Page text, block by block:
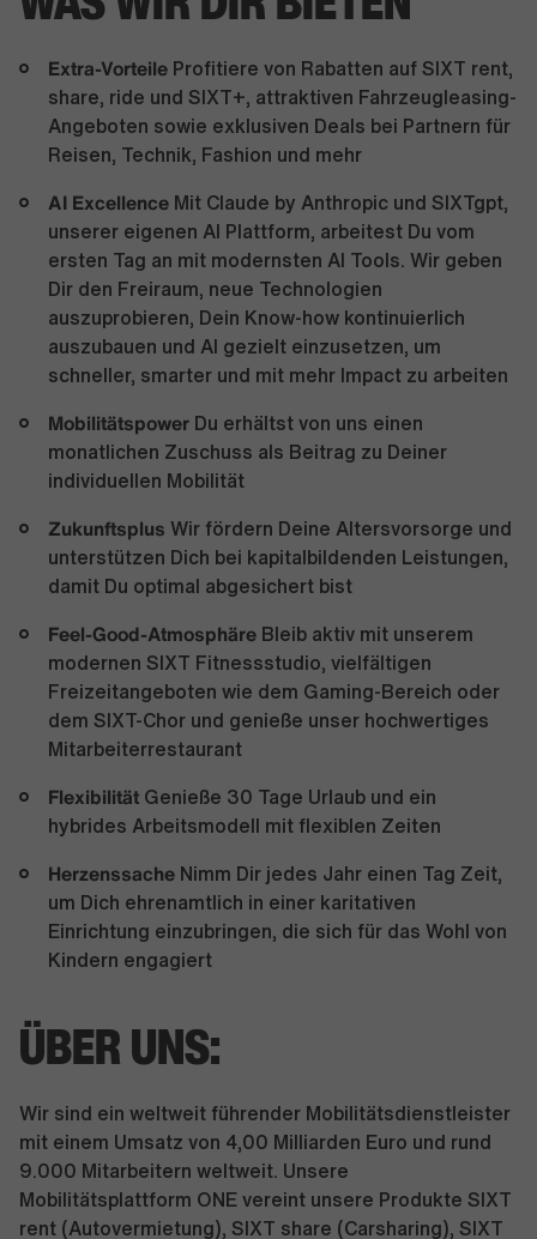
Extra-Vorteile Profitiere von Rabatten auf SIXT rent,
share, ride und SIXT+, attraktiven Fahrzeugleasing-
Angeboten sowie exklusiven Deals bei Partnern für
Reisen, Technik, Fashion und mehr
AI Excellence Mit Claude by Anthropic und SIXTgpt,
unserer eigenen AI Plattform, arbeitest Du vom
ersten Tag an mit modernsten AI Tools. Wir geben
Dir den Freiraum, neue Technologien
auszuprobieren, Dein Know-how kontinuierlich
auszubauen und AI gezielt einzusetzen, um
schneller, smarter und mit mehr Impact zu arbeiten
Mobilitätspower Du erhältst von uns einen
monatlichen Zuschuss als Beitrag zu Deiner
individuellen Mobilität
Zukunftsplus Wir fördern Deine Altersvorsorge und
unterstützen Dich bei kapitalbildenden Leistungen,
damit Du optimal abgesichert bist
Feel-Good-Atmosphäre Bleib aktiv mit unserem
modernen SIXT Fitnessstudio, vielfältigen
Freizeitangeboten wie dem Gaming-Bereich oder
dem SIXT-Chor und genieße unser hochwertiges
Mitarbeiterrestaurant
Flexibilität Genieße 30 Tage Urlaub und ein
hybrides Arbeitsmodell mit flexiblen Zeiten
Herzenssache Nimm Dir jedes Jahr einen Tag Zeit,
um Dich ehrenamtlich in einer karitativen
Einrichtung einzubringen, die sich für das Wohl von
Kindern engagiert
ÜBER UNS:
Wir sind ein weltweit führender Mobilitätsdienstleister
mit einem Umsatz von 4,00 Milliarden Euro und rund
9.000 Mitarbeitern weltweit. Unsere
Mobilitätsplattform ONE vereint unsere Produkte SIXT
rent (Autovermietung), SIXT share (Carsharing), SIXT